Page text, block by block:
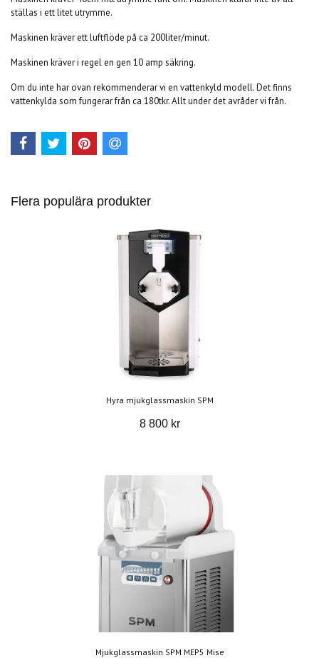
ställas i ett litet utrymme.
Maskinen kräver ett luftflöde på ca 200liter/minut.
Maskinen kräver i regel en gen 10 amp säkring.
Om du inte har ovan rekommenderar vi en vattenkyld modell. Det finns
vattenkylda som fungerar från ca 180tkr. Allt under det avråder vi från.
Flera populära produkter
Hyra mjukglassmaskin SPM
8 800 kr
Mjukglassmaskin SPM MEP5 Mise